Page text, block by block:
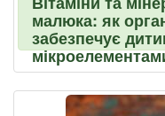
малюка: як
забезпечує